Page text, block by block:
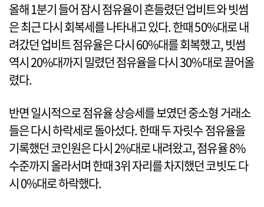
올해 1분기 들어 잠시 점유율이 흔들렸던 업비트와 빗썸
은 최근 다시 회복세를 나타내고 있다. 한때 50%대로 내
려갔던 업비트 점유율은 다시 60%대를 회복했고, 빗썸
역시 20%대까지 밀렸던 점유율을 다시 30%대로 끌어올
렸다.
반면 일시적으로 점유율 상승세를 보였던 중소형 거래소
들은 다시 하락세로 돌아섰다. 한때 두 자릿수 점유율을
기록했던 코인원은 다시 2%대로 내려왔고, 점유율 8%
수준까지 올라서며 한때 3위 자리를 차지했던 코빗도 다
시 0%대로 하락했다.